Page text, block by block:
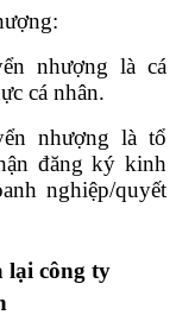
nhượng là cá
cá nhân.
nhượng là tổ
đăng ký kinh
nghiệp/quyết
lại công ty